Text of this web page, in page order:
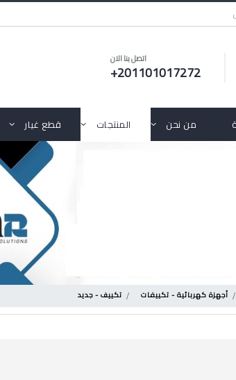
اتصل بنا الان
+201101017272
من نحن المنتجات قطع غيار
أجهزة كهربائية - تكييفات تكييف - جديد